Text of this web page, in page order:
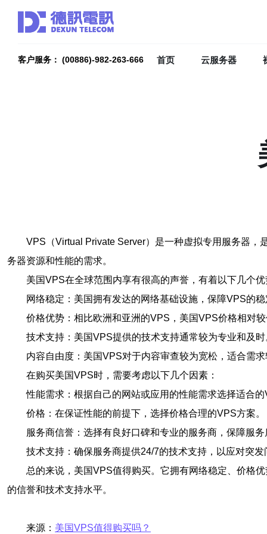
客户服务： (00886)-982-263-666 首页 云服务器
VPS（Virtual Private Server）是一种虚拟专用服务器，
务器资源和性能的需求。
美国VPS在全球范围内享有很高的声誉，有着以下几个
网络稳定：美国拥有发达的网络基础设施，保障VPS的
价格优势：相比欧洲和亚洲的VPS，美国VPS价格相对
技术支持：美国VPS提供的技术支持通常较为专业和及时
内容自由度：美国VPS对于内容审查较为宽松，适合需
在购买美国VPS时，需要考虑以下几个因素：
性能需求：根据自己的网站或应用的性能需求选择适合
价格：在保证性能的前提下，选择价格合理的VPS方案。
服务商信誉：选择有良好口碑和专业的服务商，保障服务
技术支持：确保服务商提供24/7的技术支持，以应对突发
总的来说，美国VPS值得购买。它拥有网络稳定、价格
的信誉和技术支持水平。
来源： 美国VPS值得购买吗？